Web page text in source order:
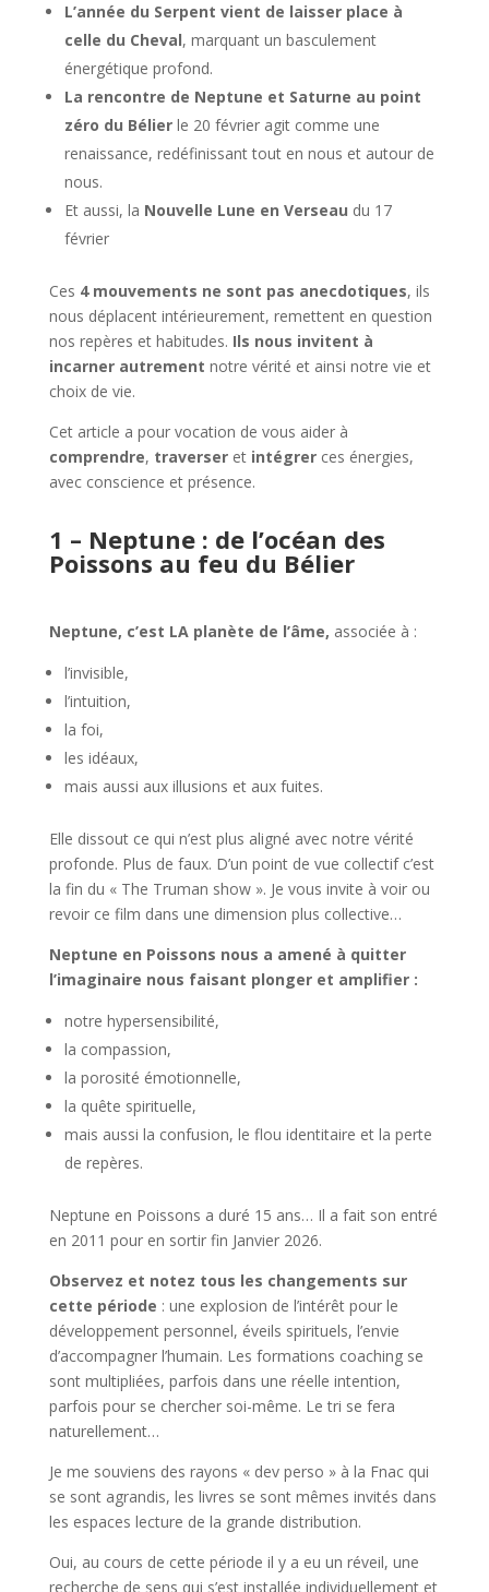
L’année du Serpent vient de laisser place à
celle du Cheval, marquant un basculement
énergétique profond.
La rencontre de Neptune et Saturne au point
zéro du Bélierle 20 février agit comme une
renaissance, redéfinissant tout en nous et autour de
nous.
Et aussi, la Nouvelle Lune en Verseau du 17
février
Ces 4 mouvements ne sont pas anecdotiques, ils
nous déplacent intérieurement, remettent en question
nos repères et habitudes. Ils nous invitent à
incarner autrement notre vérité et ainsi notre vie et
choix de vie.
Cet article a pour vocation de vous aider à
comprendre, traverseret intégrerces énergies,
avec conscience et présence.
1 – Neptune : de l’océan des
Poissons au feu du Bélier
Neptune, c’est LA planète de l’âme, associée à :
l’invisible,
l’intuition,
la foi,
les idéaux,
mais aussi aux illusions et aux fuites.
Elle dissout ce qui n’est plus aligné avec notre vérité
profonde. Plus de faux. D’un point de vue collectif c’est
la fin du « The Truman show ». Je vous invite à voir ou
revoir ce film dans une dimension plus collective…
Neptune en Poissons nous a amené à quitter
l’imaginaire nous faisant plonger et amplifier :
notre hypersensibilité,
la compassion,
la porosité émotionnelle,
la quête spirituelle,
mais aussi la confusion, le flou identitaire et la perte
de repères.
Neptune en Poissons a duré 15 ans… Il a fait son entré
en 2011 pour en sortir fin Janvier 2026.
Observez et notez tous les changements sur
cette période : une explosion de l’intérêt pour le
développement personnel, éveils spirituels, l’envie
d’accompagner l’humain. Les formations coaching se
sont multipliées, parfois dans une réelle intention,
parfois pour se chercher soi-même. Le tri se fera
naturellement…
Je me souviens des rayons « dev perso » à la Fnac qui
se sont agrandis, les livres se sont mêmes invités dans
les espaces lecture de la grande distribution.
Oui, au cours de cette période il y a eu un réveil, une
recherche de sens qui s’est installée individuellement et